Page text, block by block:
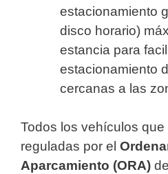
estacionamiento
disco horario)
estancia para
estacionamiento
cercanas a las
Todos los vehículos
reguladas por el
Aparcamiento (ORA)